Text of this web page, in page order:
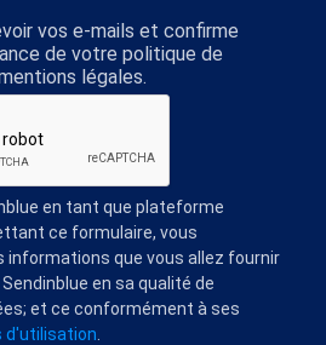
vos e-mails et confirme
de votre politique de
légales.
en tant que plateforme
ce formulaire, vous
informations que vous allez fournir
en sa qualité de
et ce conformément à ses
d'utilisation